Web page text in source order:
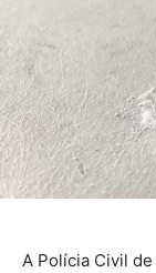
A Polícia Civil